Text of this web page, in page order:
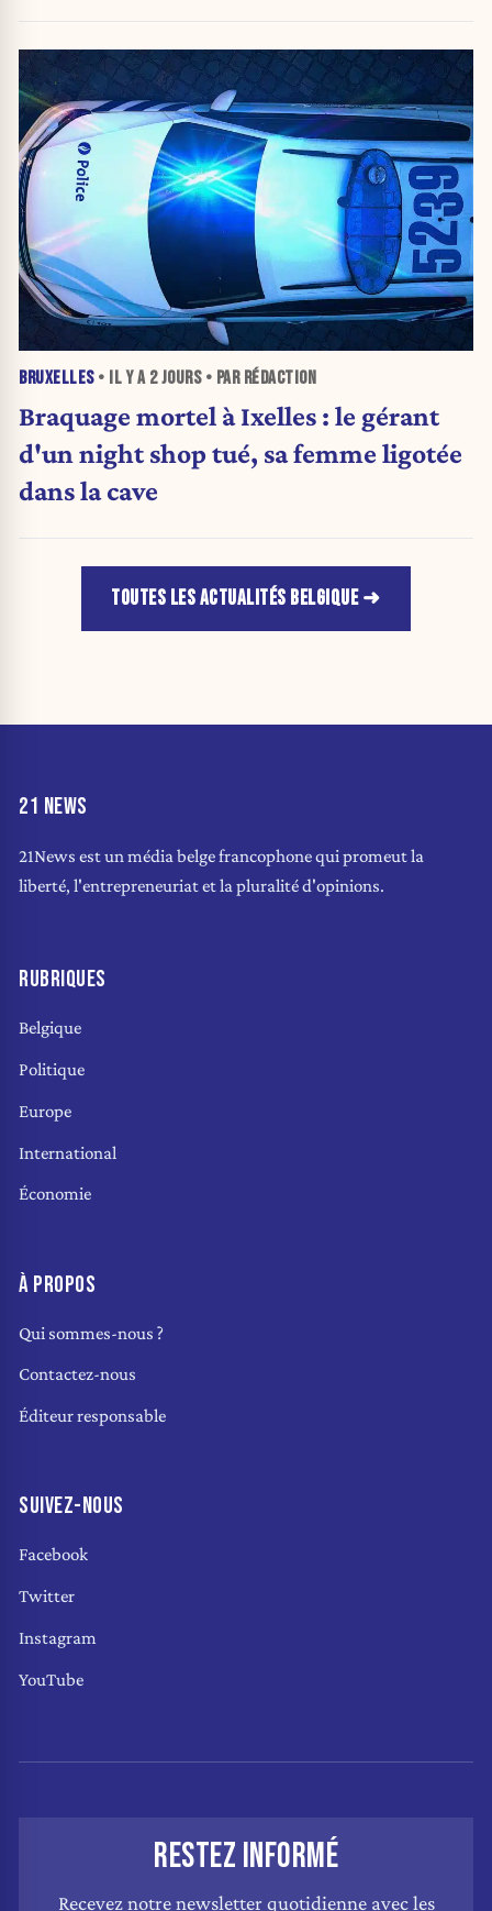
BRUXELLES• IL Y A 2 JOURS• PAR RÉDACTION
Braquage mortel à Ixelles : le gérant
d'un night shop tué, sa femme ligotée
dans la cave
TOUTES LES ACTUALITÉS BELGIQUE
21 NEWS
21News est un média belge francophone qui promeut la
liberté, l'entrepreneuriat et la pluralité d'opinions.
RUBRIQUES
Belgique
Politique
Europe
International
Économie
À PROPOS
Qui sommes-nous ?
Contactez-nous
Éditeur responsable
SUIVEZ-NOUS
Facebook
Twitter
Instagram
YouTube
RESTEZ INFORMÉ
Recevez notre newsletter quotidienne avec les